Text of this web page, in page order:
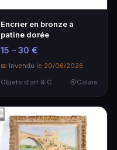
Encrier en bronze à
patine dorée
15 – 30 €
📅 Invendu le 20/06/2026
Calais